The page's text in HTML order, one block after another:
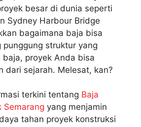
besar di dunia seperti
Sydney Harbour Bridge
bagaimana baja bisa
punggung struktur yang
baja, proyek Anda bisa
dari sejarah. Melesat, kan?
terkini tentang Baja
Semarang yang menjamin
tahan proyek konstruksi